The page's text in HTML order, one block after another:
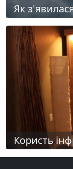
Як
Користь